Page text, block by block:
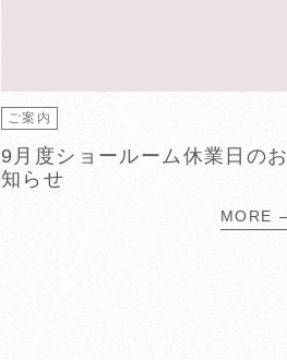
ご案内
9月度ショールーム休業日のお
知らせ
MORE